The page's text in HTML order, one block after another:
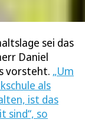
sei das
Daniel
vorsteht. „Um
als
ist das
sind“, so